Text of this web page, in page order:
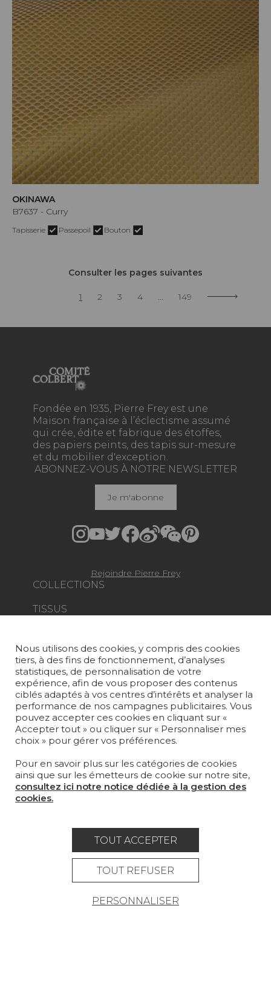
OKINAWA
B7637 - Curry
Tapisserie Passepoil Bouton
Consulter les pages suivantes
1 2 3 4 ... 149
Fondée en 1935, Pierre Frey est une
Maison française à l’éclectisme assumé
qui crée, édite et fabrique des étoffes,
des papiers peints, des tapis sur-mesure
et du mobilier d'exception.
COLLECTIONS
TISSUS
TAPIS ET MOQUETTES
MOBILIER
PROJETS
SUR-MESURE
MAGAZINE
LA MAISON
OÙ NOUS TROUVER ?
ABONNEZ-VOUS À NOTRE NEWSLETTER
Je m'abonne
Rejoindre Pierre Frey
Carrière Contact
Lexique
Nous utilisons des cookies, y compris des cookies
tiers, à des fins de fonctionnement, d’analyses
statistiques, de personnalisation de votre
expérience, afin de vous proposer des contenus
ciblés adaptés à vos centres d’intérêts et analyser la
performance de nos campagnes publicitaires. Vous
pouvez accepter ces cookies en cliquant sur «
Accepter tout » ou cliquer sur « Personnaliser mes
choix » pour gérer vos préférences.
Pour en savoir plus sur les catégories de cookies
ainsi que sur les émetteurs de cookie sur notre site,
consultez ici notre notice dédiée à la gestion des
cookies.
TOUT ACCEPTER
TOUT REFUSER
PERSONNALISER